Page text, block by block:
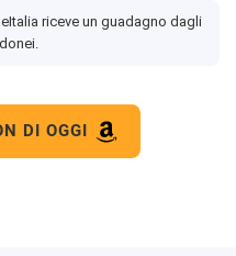
riceve un guadagno dagli
DI OGGI